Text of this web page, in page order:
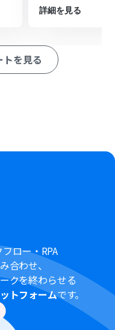
ト
れとYoomを連携して
詳細を見る
トを見る
ロー・RPA
合わせ、
クを終わらせる
トフォームです。